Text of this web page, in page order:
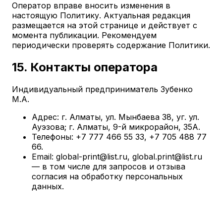
Оператор вправе вносить изменения в
настоящую Политику. Актуальная редакция
размещается на этой странице и действует с
момента публикации. Рекомендуем
периодически проверять содержание Политики.
15. Контакты оператора
Индивидуальный предприниматель Зубенко
М.А.
Адрес: г. Алматы, ул. Мынбаева 38, уг. ул.
Ауэзова; г. Алматы, 9-й микрорайон, 35А.
Телефоны: +7 777 466 55 33, +7 705 488 77
66.
Email: global-print@list.ru, global.print@list.ru
— в том числе для запросов и отзыва
согласия на обработку персональных
данных.